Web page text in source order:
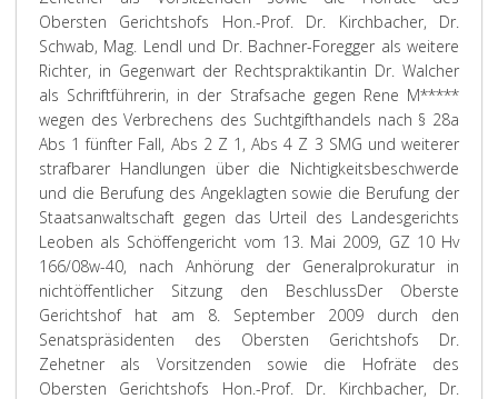
Obersten Gerichtshofs Hon.-Prof. Dr. Kirchbacher, Dr.
Schwab, Mag. Lendl und Dr. Bachner-Foregger als weitere
Richter, in Gegenwart der Rechtspraktikantin Dr. Walcher
als Schriftführerin, in der Strafsache gegen Rene M*****
wegen des Verbrechens des Suchtgifthandels nach § 28a
Abs 1 fünfter Fall, Abs 2 Z 1, Abs 4 Z 3 SMG und weiterer
strafbarer Handlungen über die Nichtigkeitsbeschwerde
und die Berufung des Angeklagten sowie die Berufung der
Staatsanwaltschaft gegen das Urteil des Landesgerichts
Leoben als Schöffengericht vom 13. Mai 2009, GZ 10 Hv
166/08w-40, nach Anhörung der Generalprokuratur in
nichtöffentlicher Sitzung den BeschlussDer Oberste
Gerichtshof hat am 8. September 2009 durch den
Senatspräsidenten des Obersten Gerichtshofs Dr.
Zehetner als Vorsitzenden sowie die Hofräte des
Obersten Gerichtshofs Hon.-Prof. Dr. Kirchbacher, Dr.